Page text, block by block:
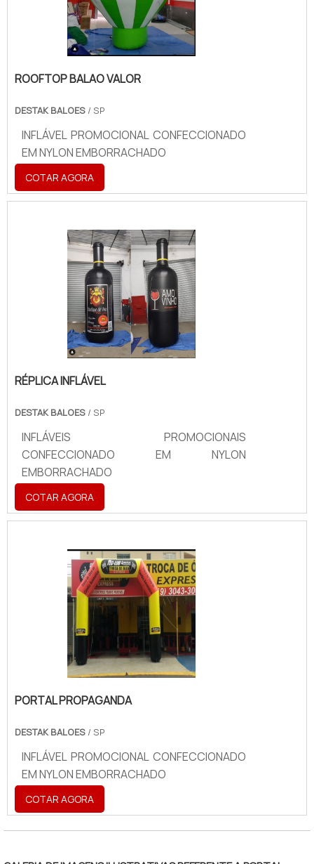
ROOFTOP BALAO VALOR
DESTAK BALOES / SP
INFLÁVEL PROMOCIONAL CONFECCIONADO
EM NYLON EMBORRACHADO
COTAR AGORA
RÉPLICA INFLÁVEL
DESTAK BALOES / SP
INFLÁVEIS PROMOCIONAIS
CONFECCIONADO EM NYLON
EMBORRACHADO
COTAR AGORA
PORTAL PROPAGANDA
DESTAK BALOES / SP
INFLÁVEL PROMOCIONAL CONFECCIONADO
EM NYLON EMBORRACHADO
COTAR AGORA